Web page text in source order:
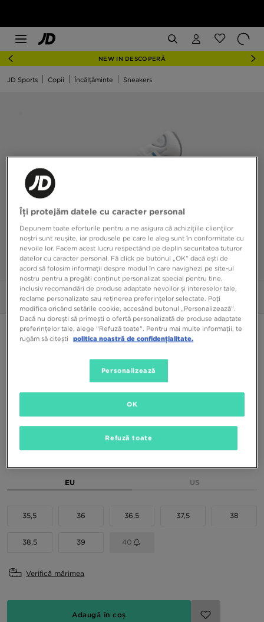
NEW IN DESCOPERĂ
JD Sports Copii Încălțăminte Sneakers
Poze 360°
ONLY AT JD
699,99 RON -44% (Prețul inițial)
EU US
35,5 36 36,5 37,5 38
38,5 39 40
Verifică mărimea
Adaugă în coș
Îți protejăm datele cu caracter personal
Depunem toate eforturile pentru a ne asigura că achizițiile clienților
noștri sunt reușite, iar produsele pe care le aleg sunt în conformitate cu
nevoile lor. Facem acest lucru respectând pe deplin securitatea tuturor
datelor cu caracter personal. Fă click pe butonul „OK” dacă ești de
acord să folosim informații despre modul în care navighezi pe site-ul
nostru pentru a pregăti conținut personalizat special pentru tine,
inclusiv recomandări de produse adaptate nevoilor și intereselor tale,
reclame personalizate sau reținerea preferințelor selectate. Poți
modifica oricând setările cookie, accesând butonul „Personalizează”.
Dacă nu dorești să primești o ofertă personalizată de produse adaptate
preferințelor tale, alege "Refuză toate". Pentru mai multe informații, te
rugăm să citești
politica noastră de confidențialitate.
Personalizează
Refuză toate
OK